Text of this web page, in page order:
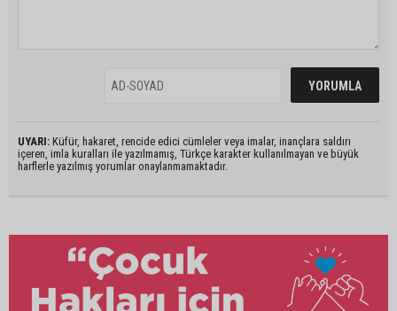
UYARI: Küfür, hakaret, rencide edici cümleler veya imalar, inançlara saldırı
içeren, imla kuralları ile yazılmamış, Türkçe karakter kullanılmayan ve büyük
harflerle yazılmış yorumlar onaylanmamaktadır.